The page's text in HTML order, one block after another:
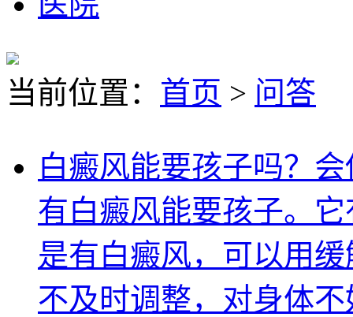
当前位置： 首页 > 问答
白癜风能要孩子吗？
有白癜风能要孩子。
是有白癜风，可以用
不及时调整，对身体